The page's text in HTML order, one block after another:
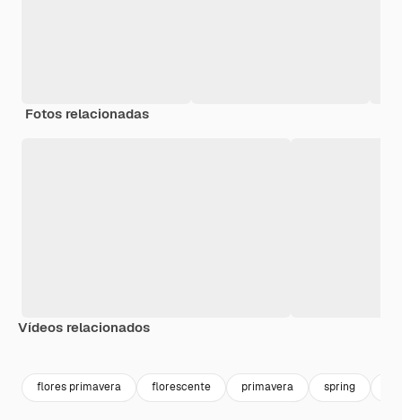
Fotos relacionadas
Vídeos relacionados
flores primavera florescente primavera spring